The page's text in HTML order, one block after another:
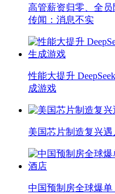
高管薪资归零、全
传闻：消息不实
性能大提升
成游戏
美国芯片制造复兴
中国预制房全球爆